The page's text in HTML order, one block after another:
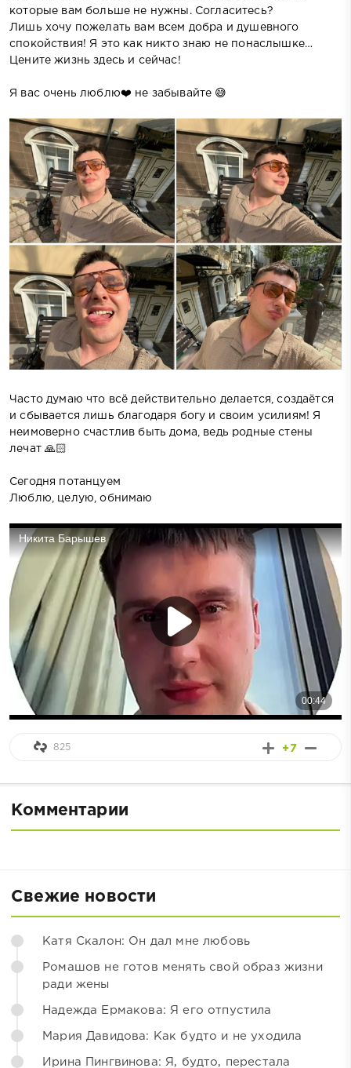
которые вам больше не нужны. Согласитесь?
Лишь хочу пожелать вам всем добра и душевного
спокойствия! Я это как никто знаю не понаслышке…
Цените жизнь здесь и сейчас!
Я вас очень люблю❤️ не забывайте 😅
Часто думаю что всё действительно делается, создаётся
и сбывается лишь благодаря богу и своим усилиям! Я
неимоверно счастлив быть дома, ведь родные стены
лечат 🙏🏻
Сегодня потанцуем
Люблю, целую, обнимаю
+7
825
Комментарии
Свежие новости
Катя Скалон: Он дал мне любовь
Ромашов не готов менять свой образ жизни
ради жены
Надежда Ермакова: Я его отпустила
Мария Давидова: Как будто и не уходила
Ирина Пингвинова: Я, будто, перестала